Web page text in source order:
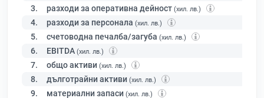
3. разходи за оперативна дейност (хил. лв.)
4. разходи за персонала (хил. лв.)
5. счетоводна печалба/загуба (хил. лв.)
6. EBITDA (хил. лв.)
7. общо активи (хил. лв.)
8. дълготрайни активи (хил. лв.)
9. материални запаси (хил. лв.)